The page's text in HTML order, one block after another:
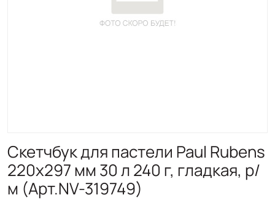
Скетчбук для пастели Paul Rubens
220х297 мм 30 л 240 г, гладкая, р/
м (Арт.NV-319749)